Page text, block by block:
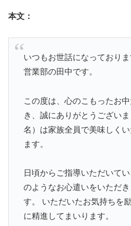
本文：
いつもお世話になっておりま
営業部の田中です。
この度は、心のこもったお
き、誠にありがとうござい
名）は家族全員で美味しく
ます。
日頃からご指導いただいて
のようなお心遣いをいただ
す。 いただいたお気持ちを
に精進してまいります。